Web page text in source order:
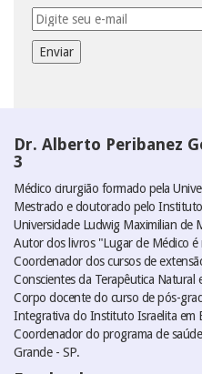
Dr. Alberto Peribanez
3
Médico cirurgião formado pela
Mestrado e doutorado pelo
Universidade Ludwig Maximilian de
Autor dos livros "Lugar de Médico
Coordenador dos cursos de
Conscientes da Terapêutica Natural
Corpo docente do curso de pós-
Integrativa do Instituto Israelita em
Coordenador do programa de
Grande - SP.